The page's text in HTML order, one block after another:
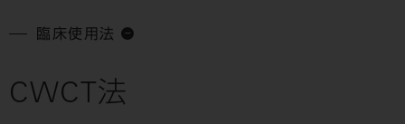
臨床使用法
CWCT法